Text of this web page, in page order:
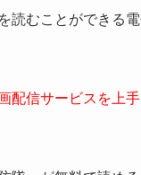
読むことができる
配信サービスを上